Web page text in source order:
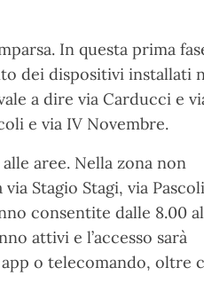
In questa prima
dei dispositivi installati
a dire via Carducci e
e via IV Novembre.
aree. Nella zona non
Stagio Stagi, via
consentite dalle 8.00
attivi e l’accesso sarà
o telecomando, oltre